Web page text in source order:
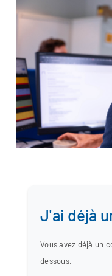
J'ai déjà
Vous avez déjà un
dessous.